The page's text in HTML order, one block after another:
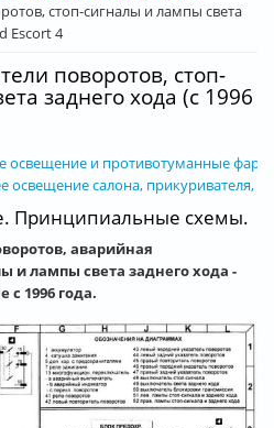
стоп-сигналы и лампы света
Escort 4
поворотов, стоп-
заднего хода (с 1996
освещение и противотуманные фары
салона, прикуривателя,
Принципиальные схемы.
аварийная
и лампы света заднего хода -
1996 года.